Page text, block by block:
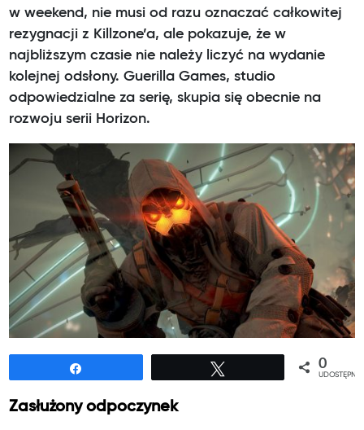
w weekend, nie musi od razu oznaczać całkowitej
rezygnacji z Killzone’a, ale pokazuje, że w
najbliższym czasie nie należy liczyć na wydanie
kolejnej odsłony. Guerilla Games, studio
odpowiedzialne za serię, skupia się obecnie na
rozwoju serii Horizon.
0
Zasłużony odpoczynek